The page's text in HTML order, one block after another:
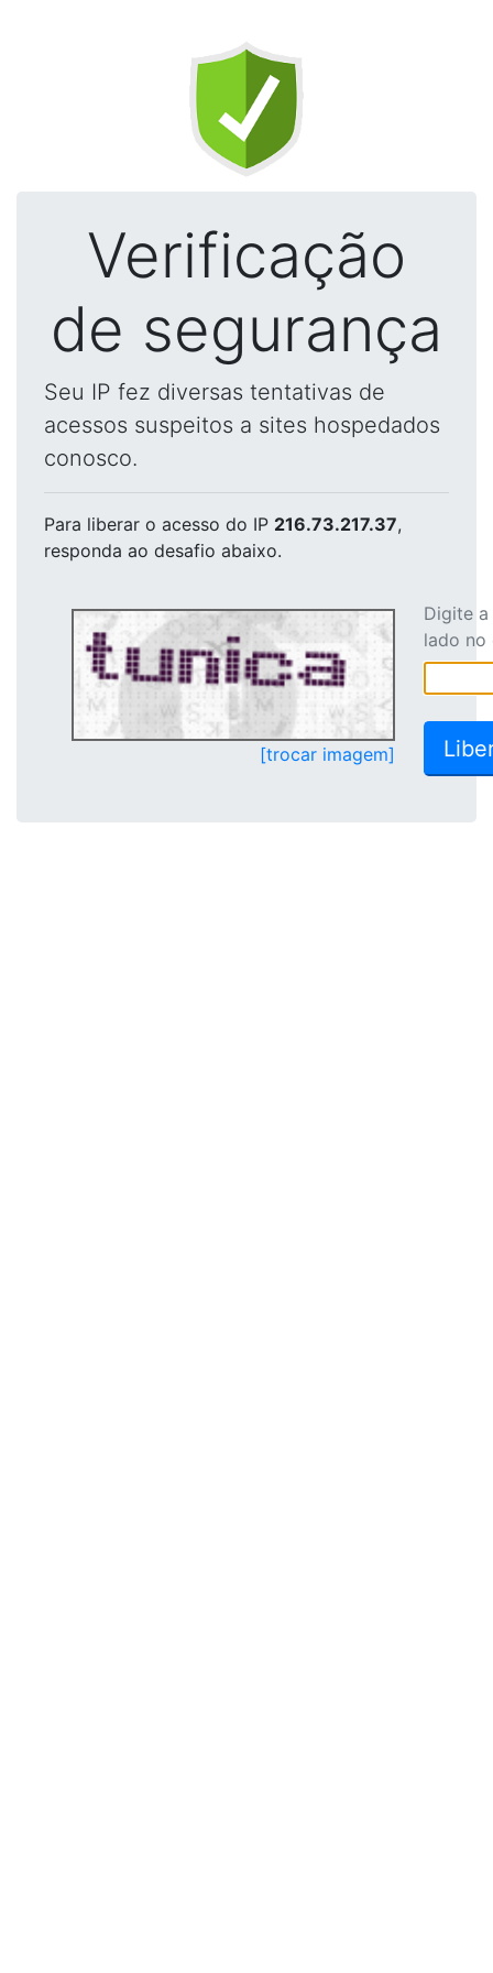
Verificação
de segurança
Seu IP fez diversas tentativas de
acessos suspeitos a sites hospedados
conosco.
Para liberar o acesso do IP 216.73.217.37,
responda ao desafio abaixo.
[trocar imagem]
Digite
lado no